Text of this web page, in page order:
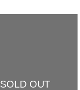
SOLD OUT